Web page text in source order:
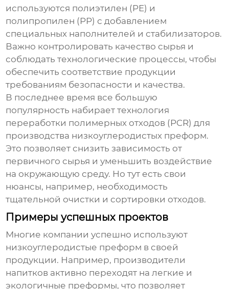
используются полиэтилен (PE) и
полипропилен (PP) с добавлением
специальных наполнителей и стабилизаторов.
Важно контролировать качество сырья и
соблюдать технологические процессы, чтобы
обеспечить соответствие продукции
требованиям безопасности и качества.
В последнее время все большую
популярность набирает технология
переработки полимерных отходов (PCR) для
производства низкоуглеродистых преформ.
Это позволяет снизить зависимость от
первичного сырья и уменьшить воздействие
на окружающую среду. Но тут есть свои
нюансы, например, необходимость
тщательной очистки и сортировки отходов.
Примеры успешных проектов
Многие компании успешно используют
низкоуглеродистые преформ в своей
продукции. Например, производители
напитков активно переходят на легкие и
экологичные преформы, что позволяет